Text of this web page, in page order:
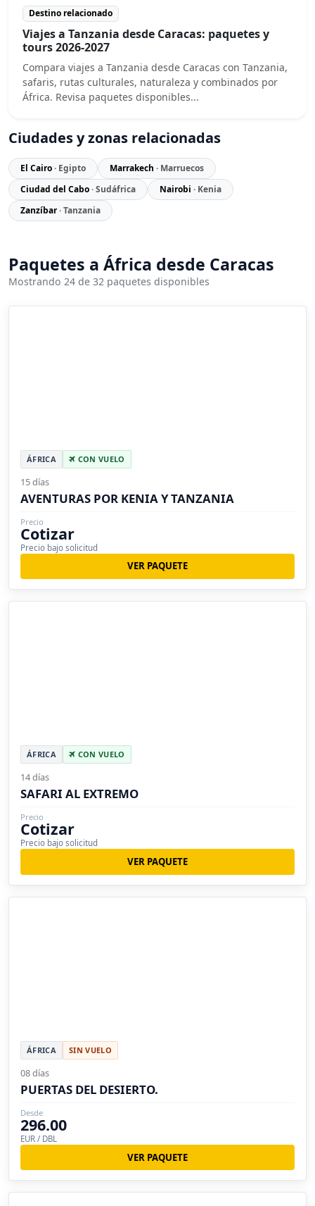
Destino relacionado
Viajes a Tanzania desde Caracas: paquetes y
tours 2026-2027
Compara viajes a Tanzania desde Caracas con Tanzania,
safaris, rutas culturales, naturaleza y combinados por
África. Revisa paquetes disponibles...
Ciudades y zonas relacionadas
El Cairo· Egipto Marrakech · Marruecos
Ciudad del Cabo· Sudáfrica Nairobi · Kenia
Zanzíbar· Tanzania
Paquetes a África desde Caracas
Mostrando 24 de 32 paquetes disponibles
ÁFRICA CON VUELO
15 días
AVENTURAS POR KENIA Y TANZANIA
Precio
Cotizar
Precio bajo solicitud
VER PAQUETE
ÁFRICA CON VUELO
14 días
SAFARI AL EXTREMO
Precio
Cotizar
Precio bajo solicitud
VER PAQUETE
ÁFRICA SIN VUELO
08 días
PUERTAS DEL DESIERTO.
Desde
296.00
EUR / DBL
VER PAQUETE